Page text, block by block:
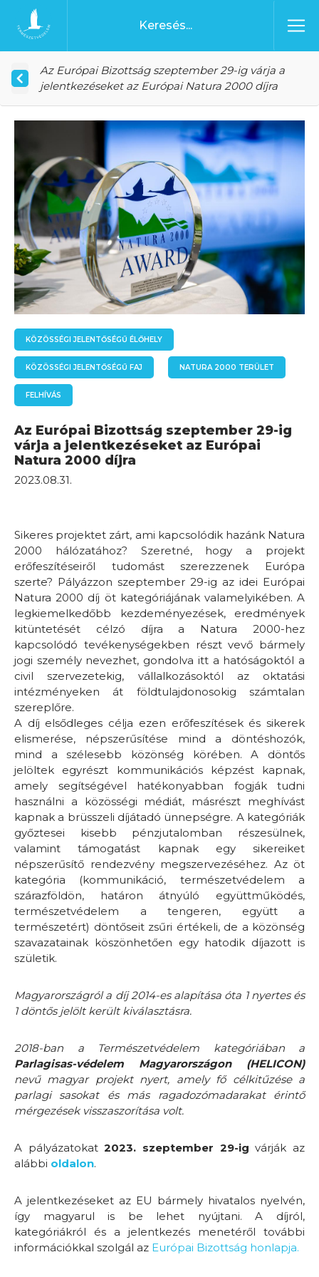
Ugrás a tartalomhoz
Főoldal
Az Európai Bizottság szeptember 29-ig várja a
jelentkezéseket az Európai Natura 2000 díjra
KÖZÖSSÉGI JELENTŐSÉGŰ ÉLŐHELY
KÖZÖSSÉGI JELENTŐSÉGŰ FAJ NATURA 2000 TERÜLET
FELHÍVÁS
Az Európai Bizottság szeptember 29-ig
várja a jelentkezéseket az Európai
Natura 2000 díjra
2023.08.31.
Sikeres projektet zárt, ami kapcsolódik hazánk Natura
2000 hálózatához? Szeretné, hogy a projekt
erőfeszítéseiről tudomást szerezzenek Európa
szerte? Pályázzon szeptember 29-ig az idei Európai
Natura 2000 díj öt kategóriájának valamelyikében. A
legkiemelkedőbb kezdeményezések, eredmények
kitüntetését célzó díjra a Natura 2000-hez
kapcsolódó tevékenységekben részt vevő bármely
jogi személy nevezhet, gondolva itt a hatóságoktól a
civil szervezetekig, vállalkozásoktól az oktatási
intézményeken át földtulajdonosokig számtalan
szereplőre.
A díj elsődleges célja ezen erőfeszítések és sikerek
elismerése, népszerűsítése mind a döntéshozók,
mind a szélesebb közönség körében. A döntős
jelöltek egyrészt kommunikációs képzést kapnak,
amely segítségével hatékonyabban fogják tudni
használni a közösségi médiát, másrészt meghívást
kapnak a brüsszeli díjátadó ünnepségre. A kategóriák
győztesei kisebb pénzjutalomban részesülnek,
valamint támogatást kapnak egy sikereiket
népszerűsítő rendezvény megszervezéséhez. Az öt
kategória (kommunikáció, természetvédelem a
szárazföldön, határon átnyúló együttműködés,
természetvédelem a tengeren, együtt a
természetért) döntőseit zsűri értékeli, de a közönség
szavazatainak köszönhetően egy hatodik díjazott is
születik.
Magyarországról a díj 2014-es alapítása óta 1 nyertes és
1 döntős jelölt került kiválasztásra.
2018-ban a Természetvédelem kategóriában a
Parlagisas-védelem Magyarországon (HELICON)
nevű magyar projekt nyert, amely fő célkitűzése a
parlagi sasokat és más ragadozómadarakat érintő
mérgezések visszaszorítása volt.
A pályázatokat2023. szeptember 29-ig várják az
alábbi oldalon.
A jelentkezéseket az EU bármely hivatalos nyelvén,
így magyarul is be lehet nyújtani. A díjról,
kategóriákról és a jelentkezés menetéről további
információkkal szolgál az Európai Bizottság honlapja.